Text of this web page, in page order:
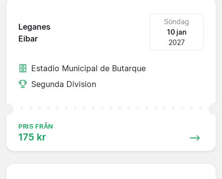
Leganes
Eibar
Söndag
10 jan
2027
Estadio Municipal de Butarque
Segunda Division
PRIS FRÅN
175 kr